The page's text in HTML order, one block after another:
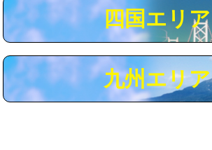
※給水管工事は20mmまでの価格です。
四国エリア
九州エリア